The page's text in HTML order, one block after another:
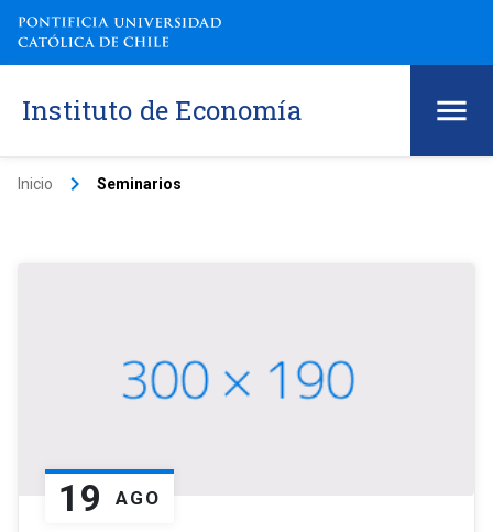
Instituto de Economía
Inicio keyboard_arrow_right Seminarios
19 AGO